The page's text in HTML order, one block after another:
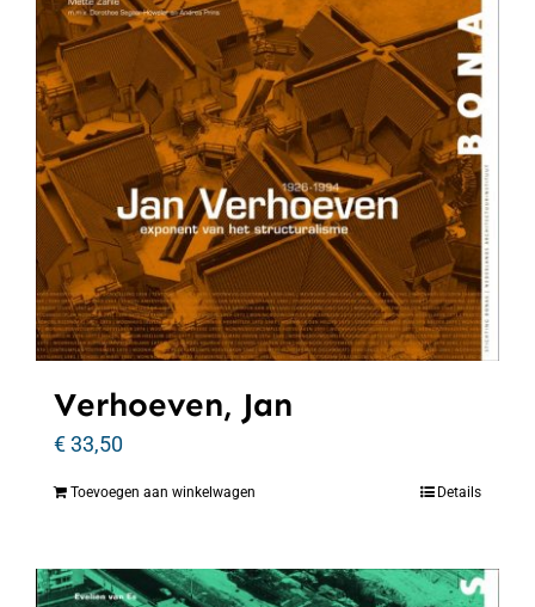
Verhoeven, Jan
€33,50
Toevoegen aan winkelwagen Details